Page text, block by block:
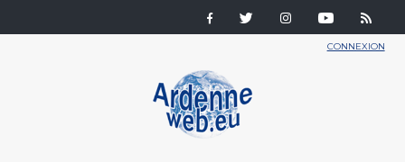
CONNEXION